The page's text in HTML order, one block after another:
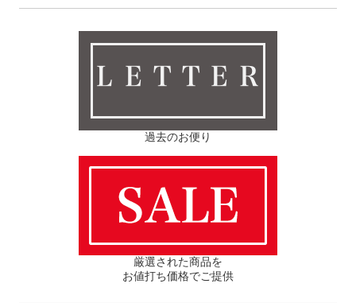
ＬＥＴＴＥＲ
過去のお便り
厳選された商品を
お値打ち価格でご提供